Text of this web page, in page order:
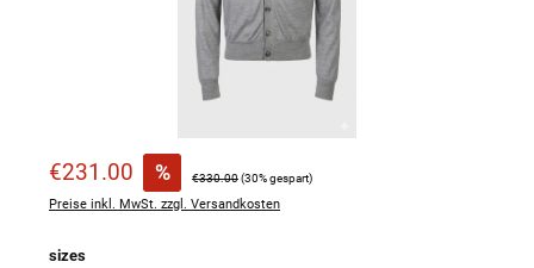
Verkaufspreis:
€231.00 % Regulärer Preis:
€330.00(30% gespart)
Preise inkl. MwSt. zzgl. Versandkosten
sizesauswählen